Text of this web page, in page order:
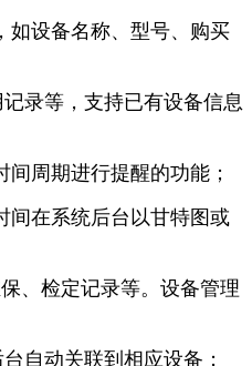
如设备名称、型号、购买
录等，支持已有设备信息
周期进行提醒的功能；
间在系统后台以甘特图或
、检定记录等。设备管理
自动关联到相应设备；